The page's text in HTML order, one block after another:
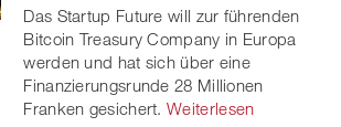
Das Startup Future will zur führenden
Bitcoin Treasury Company in Europa
werden und hat sich über eine
Finanzierungsrunde 28 Millionen
Franken gesichert. Weiterlesen